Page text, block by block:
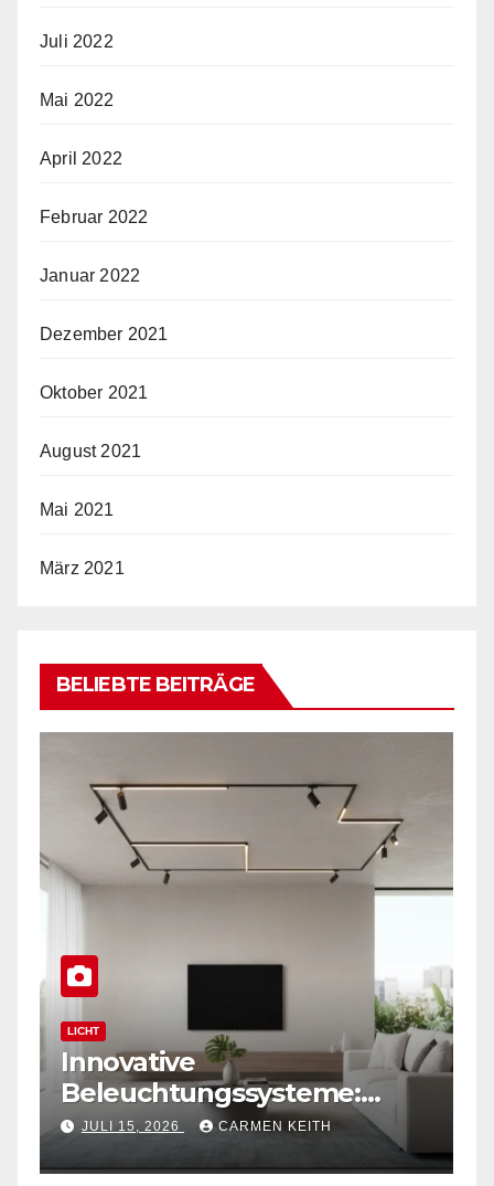
Juli 2022
Mai 2022
April 2022
Februar 2022
Januar 2022
Dezember 2021
Oktober 2021
August 2021
Mai 2021
März 2021
BELIEBTE BEITRÄGE
LICHT
Innovative
Beleuchtungssysteme:
Moderne magnetische
Schienensysteme für
JULI 15, 2026 CARMEN KEITH